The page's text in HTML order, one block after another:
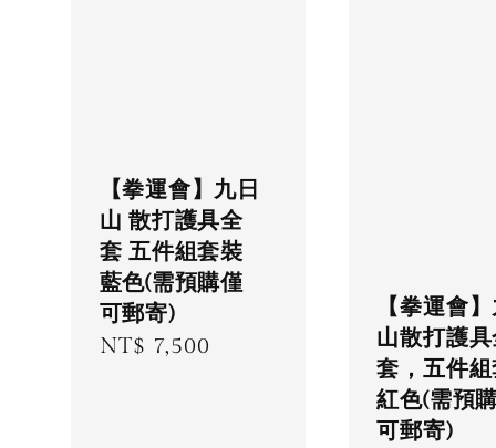
【拳運會】九日
山 散打護具全
套 五件組套裝
藍色(需預購僅
可郵寄)
Regular
NT$ 7,500
【拳運會
山散打護
套，五件
紅色(需預
可郵寄)